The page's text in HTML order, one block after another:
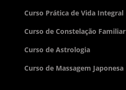
Curso Prática de Vida Integral
Curso de Constelação Familiar
Curso de Astrologia
Curso de Massagem Japonesa